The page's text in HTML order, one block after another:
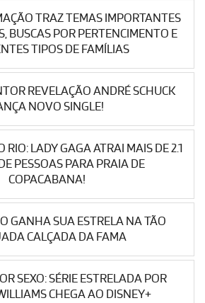
TRAZ TEMAS IMPORTANTES
BUSCAS POR PERTENCIMENTO E
TIPOS DE FAMÍLIAS
REVELAÇÃO ANDRÉ SCHUCK
NOVO SINGLE!
LADY GAGA ATRAI MAIS DE 2.1
PESSOAS PARA PRAIA DE
COPACABANA!
GANHA SUA ESTRELA NA TÃO
CALÇADA DA FAMA
SEXO: SÉRIE ESTRELADA POR
CHEGA AO DISNEY+